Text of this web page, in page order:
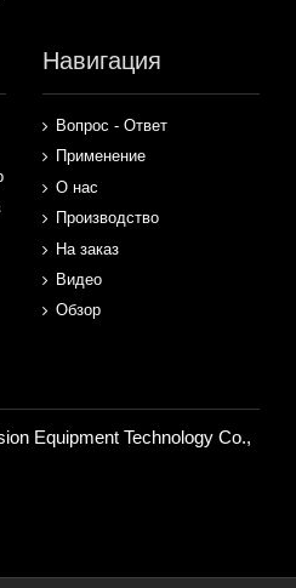
Навигация
Вопрос - Ответ
Применение
О нас
Производство
На заказ
Видео
Обзор
Equipment Technology Co.,